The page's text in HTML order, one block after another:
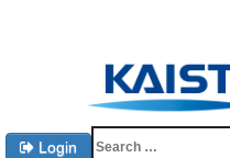
Login